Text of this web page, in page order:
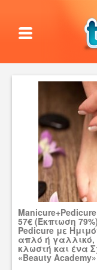
57€ (Έκπτωση
Pedicure με
απλό ή γαλλικό,
κλωστή και ένα
«Beauty